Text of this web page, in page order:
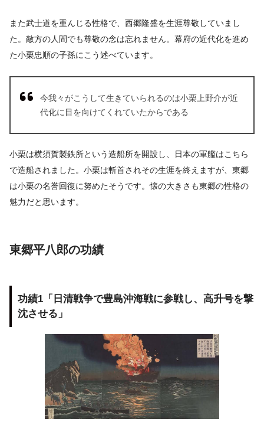
また武士道を重んじる性格で、西郷隆盛を生涯尊敬していまし
た。敵方の人間でも尊敬の念は忘れません。幕府の近代化を進め
た小栗忠順の子孫にこう述べています。
今我々がこうして生きていられるのは小栗上野介が近
代化に目を向けてくれていたからである
小栗は横須賀製鉄所という造船所を開設し、日本の軍艦はこちら
で造船されました。小栗は斬首されその生涯を終えますが、東郷
は小栗の名誉回復に努めたそうです。懐の大きさも東郷の性格の
魅力だと思います。
東郷平八郎の功績
功績1「日清戦争で豊島沖海戦に参戦し、高升号を撃
沈させる」